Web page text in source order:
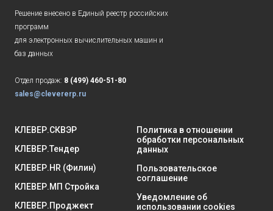
Решение внесено в Единый реестр российских
программ
для электронных вычислительных машин и
баз данных
Отдел продаж: 8 (499) 460-51-80
sales@clevererp.ru
КЛЕВЕР.СКВЭР
КЛЕВЕР.Тендер
КЛЕВЕР.HR (Филин)
КЛЕВЕР.МП Стройка
КЛЕВЕР.Проджект
Политика в отношении
обработки персональных
данных
Пользовательское
соглашение
Уведомление об
использовании cookies